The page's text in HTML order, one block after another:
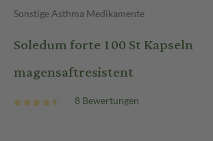
Sonstige Asthma Medikamente
Soledum forte 100 St Kapseln
magensaftresistent
8 Bewertungen